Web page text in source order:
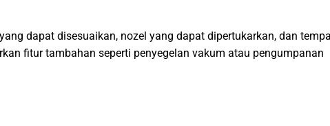
dapat disesuaikan, nozel yang dapat dipertukarkan, dan
fitur tambahan seperti penyegelan vakum atau pengumpanan